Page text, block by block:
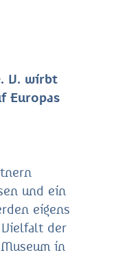
V. wirbt
Europas
und ein
eigens
Vielfalt der
in